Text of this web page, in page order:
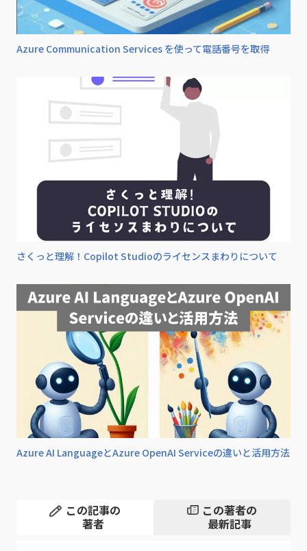
Azure Communication Services を使って電話番号を取得
さくっと理解！Copilot Studioのライセンスまわりについて
Azure AI LanguageとAzure OpenAI Serviceの違いと活用方法
この記事の
著者
この著者の
最新記事